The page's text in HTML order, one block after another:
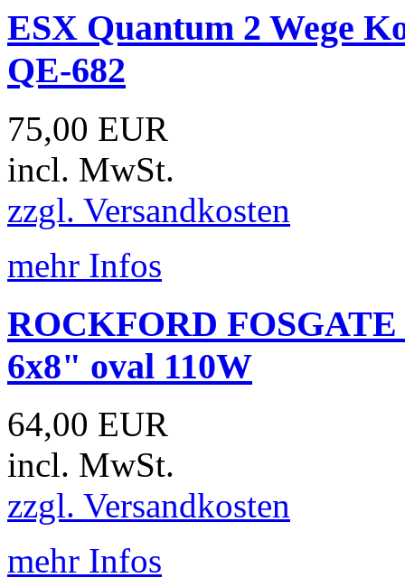
ESX Quantum 2 Wege
QE-682
75,00 EUR
incl. MwSt.
zzgl. Versandkosten
mehr Infos
ROCKFORD FOSGATE
6x8" oval 110W
64,00 EUR
incl. MwSt.
zzgl. Versandkosten
mehr Infos